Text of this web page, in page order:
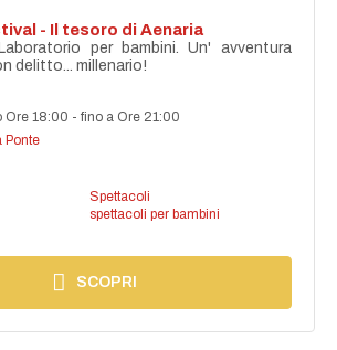
- Il tesoro di Aenaria
per bambini. Un' avventura
delitto... millenario!
Ore 18:00 -fino a Ore 21:00
Ponte
Spettacoli
spettacoli per bambini
SCOPRI